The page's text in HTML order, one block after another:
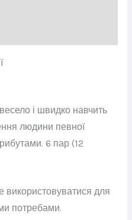
і швидко навчить
людини певної
6 пар (12
використовуватися для
потребами.